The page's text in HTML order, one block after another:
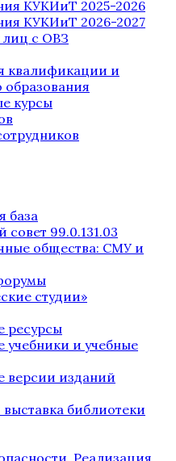
КУКИиТ 2025-2026
КУКИиТ 2026-2027
с ОВЗ
квалификации и
курсы
база
99.0.131.03
общества: СМУ и
студии»
ресурсы
учебники и учебные
версии изданий
выставка библиотеки
Реализация